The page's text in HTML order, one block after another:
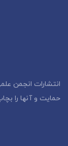
انتشارات انجمن
حمایت و آنها را